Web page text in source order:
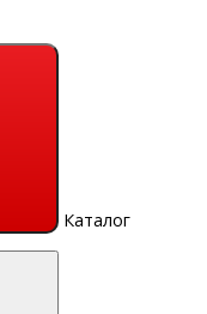
Каталог